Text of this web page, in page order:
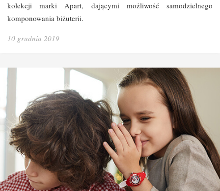
kolekcji marki Apart, dającymi możliwość samodzielnego
komponowania biżuterii.
10 grudnia 2019